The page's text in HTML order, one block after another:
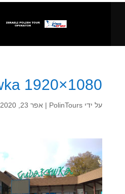
1920×1080
על ידי PolinTours
| אפר 23, 2020